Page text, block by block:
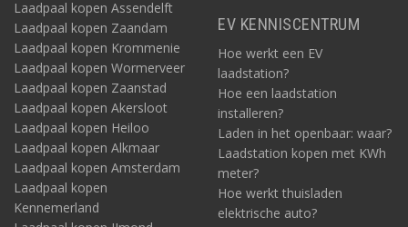
Laadpaal kopen Assendelft
Laadpaal kopen Zaandam
Laadpaal kopen Krommenie
Laadpaal kopen Wormerveer
Laadpaal kopen Zaanstad
Laadpaal kopen Akersloot
Laadpaal kopen Heiloo
Laadpaal kopen Alkmaar
Laadpaal kopen Amsterdam
Laadpaal kopen
Kennemerland
EV KENNISCENTRUM
Hoe werkt een EV
laadstation?
Hoe een laadstation
installeren?
Laden in het openbaar: waar?
Laadstation kopen met KWh
meter?
Hoe werkt thuisladen
elektrische auto?